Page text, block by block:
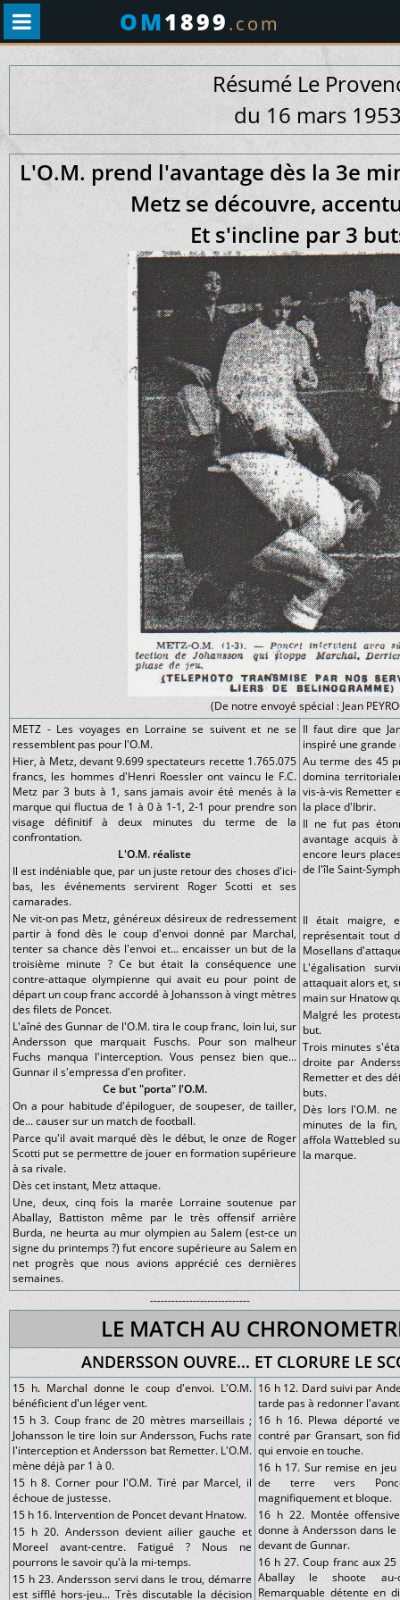
OM1899.com
Résumé Le
du 16 mars
L'O.M. prend l'avantage dès la 3e
Metz se découvre,
Et s'incline par 3
(De notre envoyé spécial : Jean
METZ - Les voyages en Lorraine se suivent et ne se
ressemblent pas pour l'O.M.
Hier, à Metz, devant 9.699 spectateurs recette 1.765.075
francs, les hommes d'Henri Roessler ont vaincu le F.C.
Metz par 3 buts à 1, sans jamais avoir été menés à la
marque qui fluctua de 1 à 0 à 1-1, 2-1 pour prendre son
visage définitif à deux minutes du terme de la
confrontation.
L'O.M. réaliste
Il est indéniable que, par un juste retour des choses d'ici-
bas, les événements servirent Roger Scotti et ses
camarades.
Ne vit-on pas Metz, généreux désireux de redressement
partir à fond dès le coup d'envoi donné par Marchal,
tenter sa chance dès l'envoi et... encaisser un but de la
troisième minute ? Ce but était la conséquence une
contre-attaque olympienne qui avait eu pour point de
départ un coup franc accordé à Johansson à vingt mètres
des filets de Poncet.
L'aîné des Gunnar de l'O.M. tira le coup franc, loin lui, sur
Andersson que marquait Fuschs. Pour son malheur
Fuchs manqua l'interception. Vous pensez bien que...
Gunnar il s'empressa d'en profiter.
Ce but "porta" l'O.M.
On a pour habitude d'épiloguer, de soupeser, de tailler,
de... causer sur un match de football.
Parce qu'il avait marqué dès le début, le onze de Roger
Scotti put se permettre de jouer en formation supérieure
à sa rivale.
Dès cet instant, Metz attaque.
Une, deux, cinq fois la marée Lorraine soutenue par
Aballay, Battiston même par le très offensif arrière
Burda, ne heurta au mur olympien au Salem (est-ce un
signe du printemps ?) fut encore supérieure au Salem en
net progrès que nous avions apprécié ces dernières
semaines.
Il faut dire que
inspiré une
Au terme des 45
domina
vis-à-vis Remetter
la place d'Ibrir.
Il ne fut pas
avantage acquis
encore leurs
de l'île Saint-
Il était maigre,
représentait tout
Mosellans
L'égalisation
attaquait alors et,
main sur Hnatow
Malgré les
but.
Trois minutes
droite par
Remetter et des
buts.
Dès lors l'O.M.
minutes de la
affola Wattebled
la marque.
----------------------------
LE MATCH AU
ANDERSSON OUVRE... ET CLORURE LE
15 h. Marchal donne le coup d'envoi. L'O.M.
bénéficient d'un léger vent.
15 h 3. Coup franc de 20 mètres marseillais ;
Johansson le tire loin sur Andersson, Fuchs rate
l'interception et Andersson bat Remetter. L'O.M.
mène déjà par 1 à 0.
15 h 8. Corner pour l'O.M. Tiré par Marcel, il
échoue de justesse.
15 h 16. Intervention de Poncet devant Hnatow.
15 h 20. Andersson devient ailier gauche et
Moreel avant-centre. Fatigué ? Nous ne
pourrons le savoir qu'à la mi-temps.
15 h 23. Andersson servi dans le trou, démarre
est sifflé hors-jeu... Très discutable la décision
16 h 12. Dard suivi par
tarde pas à redonner
16 h 16. Plewa déporté
contré par Gransart, son
qui envoie en touche.
16 h 17. Sur remise en
de terre vers
magnifiquement et bloque.
16 h 22. Montée
donne à Andersson dans
devant de Gunnar.
16 h 27. Coup franc aux
Aballay le shoote
Remarquable détente en